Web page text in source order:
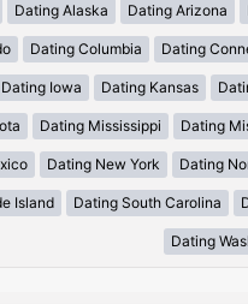
Dating Alaska Dating Arizona
Dating Columbia Dating
Dating Iowa Dating Kansas
Dating Mississippi Dating
Dating New York Dating
Island Dating South Carolina
Dating